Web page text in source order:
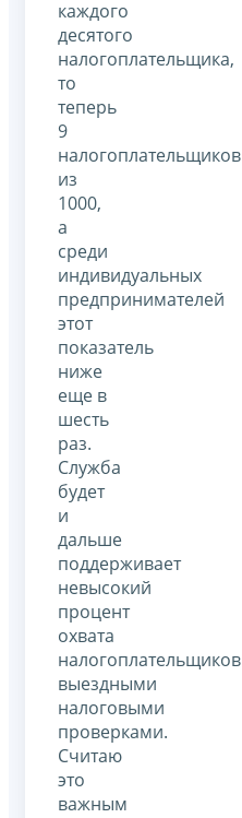
каждого
десятого
налогоплательщика,
то
теперь
9
налогоплательщиков
из
1000,
а
среди
индивидуальных
предпринимателей
этот
показатель
ниже
еще в
шесть
раз.
Служба
будет
и
дальше
поддерживает
невысокий
процент
охвата
налогоплательщиков
выездными
налоговыми
проверками.
Считаю
это
важным